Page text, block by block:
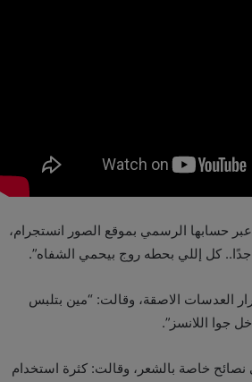
حسابها الرسمي بموقع الصور انستجرام،
كل إللي بحطه روج بيحمي الشفاه”.
العدسات الاصقة، وقالت: “مين بتلبس
جوا اللانسز”.
خاصة بالشعر، وقالت: كثرة استخدام